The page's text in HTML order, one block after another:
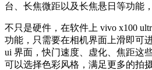
台、长焦微距以及长焦悬日等功能
不只是硬件，在软件上 vivo x100
功能，只需要在相机界面上滑即可
ui 界面，快门速度、虚化、焦距这
可以选择色彩风格，满足更多的拍摄